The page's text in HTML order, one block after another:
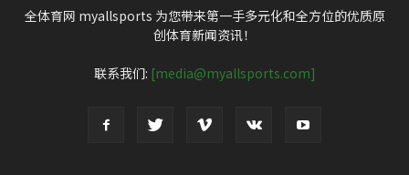
全体育网 myallsports 为您带来第一手多元化和全方位的优质原
创体育新闻资讯！
联系我们: [media@myallsports.com]